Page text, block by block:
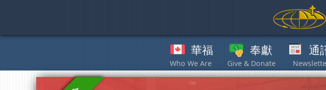
content
華福 奉獻 通訊 項目